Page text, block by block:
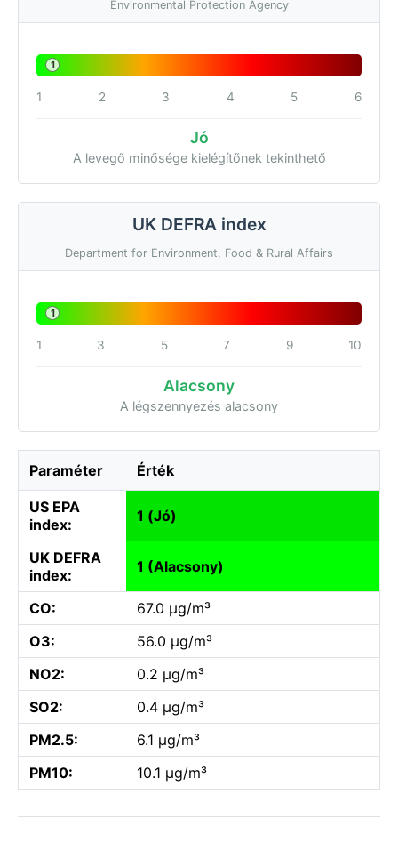
Environmental Protection Agency
1
1 2 3 4 5 6
Jó
A levegő minősége kielégítőnek tekinthető
UK DEFRA index
Department for Environment, Food & Rural Affairs
1
1 3 5 7 9 10
Alacsony
A légszennyezés alacsony
Paraméter Érték
US EPA
index:
1 (Jó)
UK DEFRA
index:
1 (Alacsony)
CO:
67.0 µg/m³
O3:
56.0 µg/m³
NO2:
0.2 µg/m³
SO2:
0.4 µg/m³
PM2.5:
6.1 µg/m³
PM10:
10.1 µg/m³